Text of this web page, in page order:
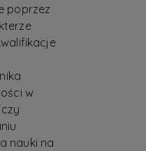
poprzez
w
nauki na